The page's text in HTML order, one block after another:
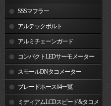
SSSマフラー
アルテックボルト
アルミチェーンガード
コンパクトLEDサーモメーター
スモールDNタコメーター
ブレードホース#4一覧
ミディアムLCDスピード&タコメ